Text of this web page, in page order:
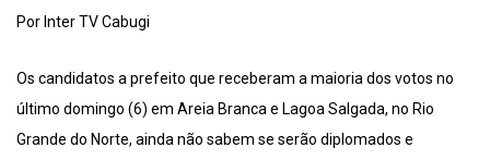
Por Inter TV Cabugi
Os candidatos a prefeito que receberam a maioria dos votos no
último domingo (6) em Areia Branca e Lagoa Salgada, no Rio
Grande do Norte, ainda não sabem se serão diplomados e